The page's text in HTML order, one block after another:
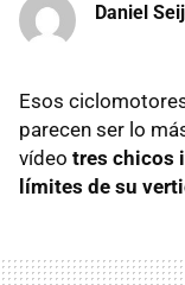
Daniel
Esos
parecen ser lo
vídeo tres chicos
límites de su